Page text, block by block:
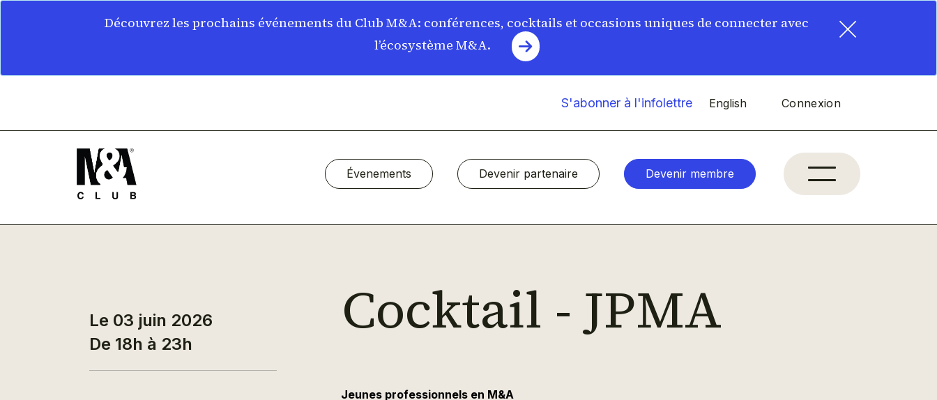
×
Découvrez les prochains événements du Club M&A: conférences, cocktails et occasions uniques de connecter avec
l’écosystème M&A.
S'abonner à l'infolettre English Connexion
Évenements Devenir partenaire Devenir membre
Le 03 juin 2026
De 18h à 23h
Cocktail - JPMA
Jeunes professionnels en M&A